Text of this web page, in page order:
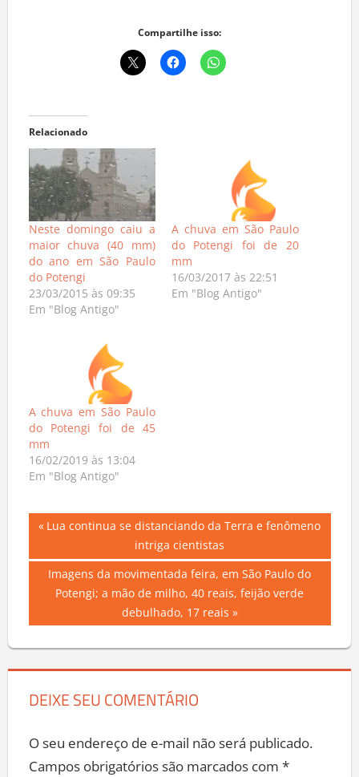
Compartilhe isso:
Relacionado
Neste domingo caiu a
maior chuva (40 mm)
do ano em São Paulo
do Potengi
23/03/2015 às 09:35
Em "Blog Antigo"
A chuva em São Paulo
do Potengi foi de 20
mm
16/03/2017 às 22:51
Em "Blog Antigo"
A chuva em São Paulo
do Potengi foi de 45
mm
16/02/2019 às 13:04
Em "Blog Antigo"
Navegação
de
Post
Previous
Lua continua se distanciando da Terra e fenômeno
intriga cientistas
Next
Post:
Imagens da movimentada feira, em São Paulo do
Potengi; a mão de milho, 40 reais, feijão verde
debulhado, 17 reais
DEIXE SEU COMENTÁRIO
O seu endereço de e-mail não será publicado.
Campos obrigatórios são marcados com *